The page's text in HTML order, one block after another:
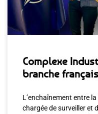
Complexe
branche
L’enchaînement entre
chargée de surveiller et